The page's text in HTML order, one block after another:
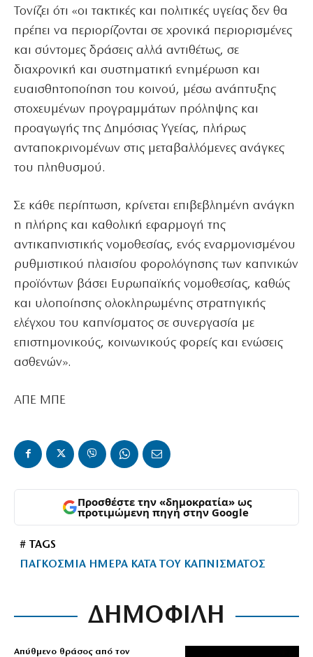
Τονίζει ότι «οι τακτικές και πολιτικές υγείας δεν θα
πρέπει να περιορίζονται σε χρονικά περιορισμένες
και σύντομες δράσεις αλλά αντιθέτως, σε
διαχρονική και συστηματική ενημέρωση και
ευαισθητοποίηση του κοινού, μέσω ανάπτυξης
στοχευμένων προγραμμάτων πρόληψης και
προαγωγής της Δημόσιας Υγείας, πλήρως
ανταποκρινομένων στις μεταβαλλόμενες ανάγκες
του πληθυσμού.
Σε κάθε περίπτωση, κρίνεται επιβεβλημένη ανάγκη
η πλήρης και καθολική εφαρμογή της
αντικαπνιστικής νομοθεσίας, ενός εναρμονισμένου
ρυθμιστικού πλαισίου φορολόγησης των καπνικών
προϊόντων βάσει Ευρωπαϊκής νομοθεσίας, καθώς
και υλοποίησης ολοκληρωμένης στρατηγικής
ελέγχου του καπνίσματος σε συνεργασία με
επιστημονικούς, κοινωνικούς φορείς και ενώσεις
ασθενών».
ΑΠΕ ΜΠΕ
Προσθέστε την «δημοκρατία» ως
προτιμώμενη πηγή στην Google
# TAGS
ΠΑΓΚΟΣΜΙΑ ΗΜΕΡΑ ΚΑΤΑ ΤΟΥ ΚΑΠΝΙΣΜΑΤΟΣ
ΔΗΜΟΦΙΛΗ
Απύθμενο θράσος από τον